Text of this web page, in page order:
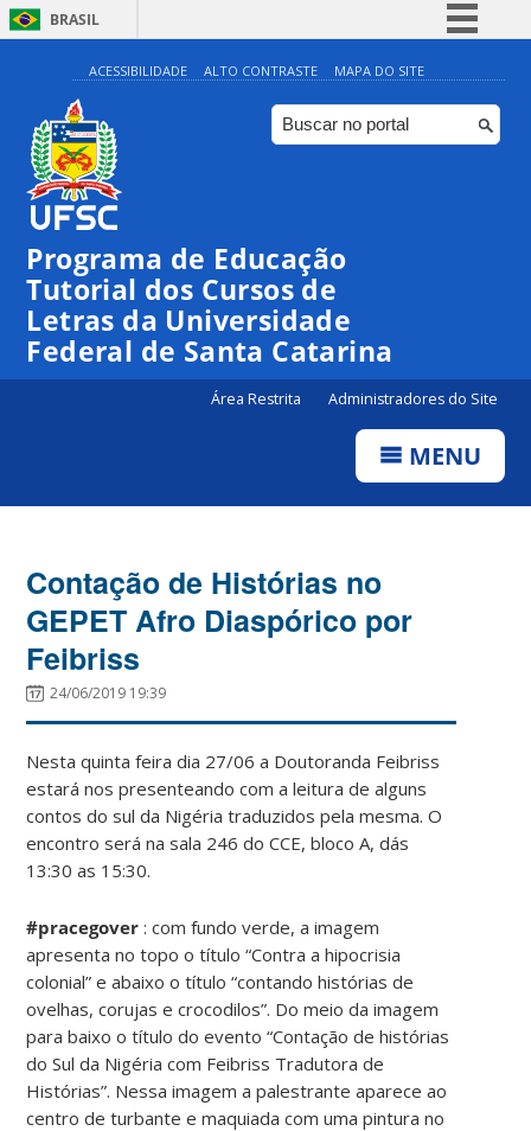
BRASIL
Simplifique!
Comunica BR
Participe
ACESSIBILIDADE ALTO CONTRASTE MAPA DO SITE
Programa de Educação
Tutorial dos Cursos de
Letras da Universidade
Federal de Santa Catarina
Área Restrita Administradores do Site
MENU
Contação de Histórias no
GEPET Afro Diaspórico por
Feibriss
24/06/2019 19:39
Nesta quinta feira dia 27/06 a Doutoranda Feibriss
estará nos presenteando com a leitura de alguns
contos do sul da Nigéria traduzidos pela mesma. O
encontro será na sala 246 do CCE, bloco A, dás
13:30 as 15:30.
#pracegover : com fundo verde, a imagem
apresenta no topo o título “Contra a hipocrisia
colonial” e abaixo o título “contando histórias de
ovelhas, corujas e crocodilos”. Do meio da imagem
para baixo o título do evento “Contação de histórias
do Sul da Nigéria com Feibriss Tradutora de
Histórias”. Nessa imagem a palestrante aparece ao
centro de turbante e maquiada com uma pintura no